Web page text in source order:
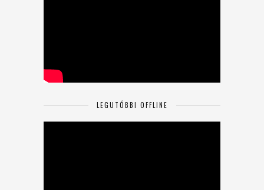
LEGUTÓBBI OFFLINE